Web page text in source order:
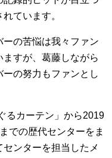
ています。
の苦悩は我々ファン
すが、葛藤しながら
の努力もファンとし
るカーテン」から2019
での歴代センターをま
ンターを担当したメ